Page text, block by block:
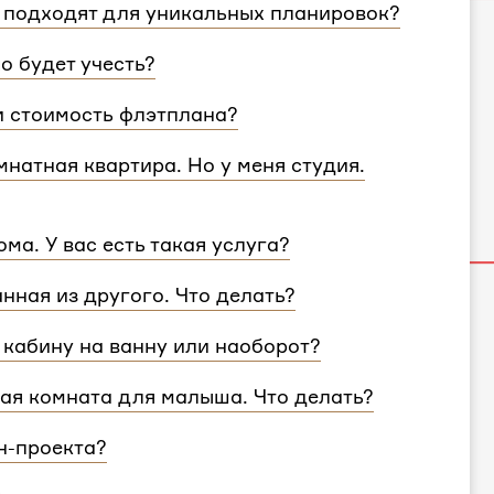
для уникальных планировок?
будет учесть?
поделиться вашими идеями с дизайнером
флэтплана?
каждого этажа.
квартира. Но у меня студия.
для квартир и домов с любой
У вас есть такая услуга?
этажей, вам нужно выбрать проект
из другого. Что делать?
за комнату.
на ванну или наоборот?
комната для малыша. Что делать?
проекта?